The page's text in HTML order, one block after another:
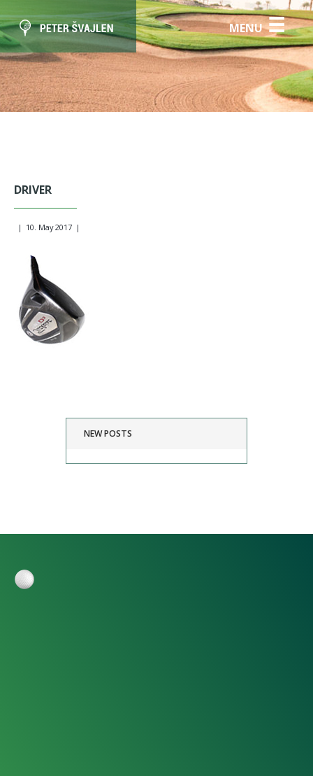
MENU☰
DRIVER
| 10. May 2017 |
NEW POSTS